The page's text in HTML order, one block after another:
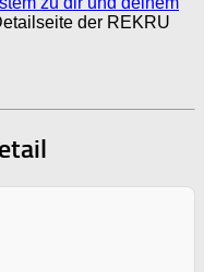
der REKRU